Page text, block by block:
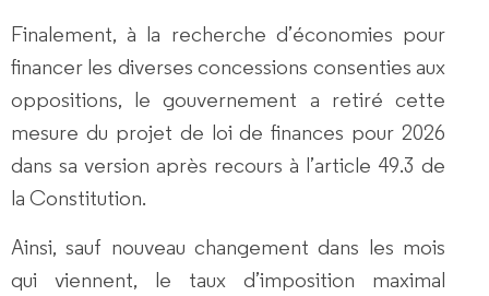
Finalement, à la recherche d’économies pour
financer les diverses concessions consenties aux
oppositions, le gouvernement a retiré cette
mesure du projet de loi de finances pour 2026
dans sa version après recours à l’article 49.3 de
la Constitution.
Ainsi, sauf nouveau changement dans les mois
qui viennent, le taux d’imposition maximal